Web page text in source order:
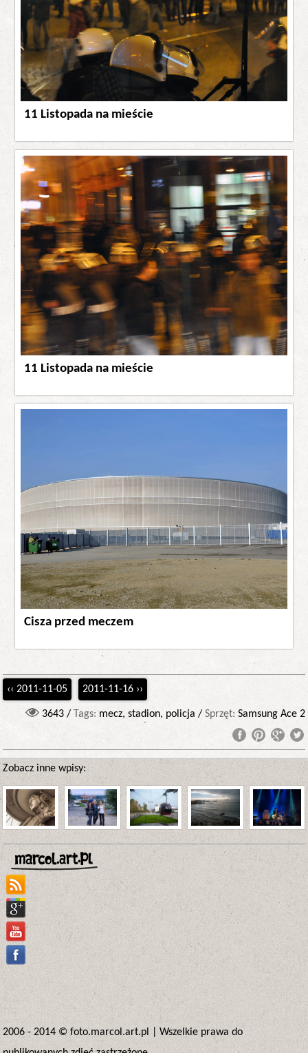
11 Listopada na mieście
11 Listopada na mieście
Cisza przed meczem
‹‹ 2011-11-05 2011-11-16 ››
3643 / Tags: mecz, stadion, policja / Sprzęt: Samsung Ace 2
Zobacz inne wpisy:
2006 - 2014 ©foto.marcol.art.pl |Wszelkie prawa do